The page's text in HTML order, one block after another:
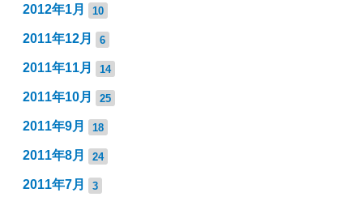
2012年1月 10
2011年12月 6
2011年11月 14
2011年10月 25
2011年9月 18
2011年8月 24
2011年7月 3